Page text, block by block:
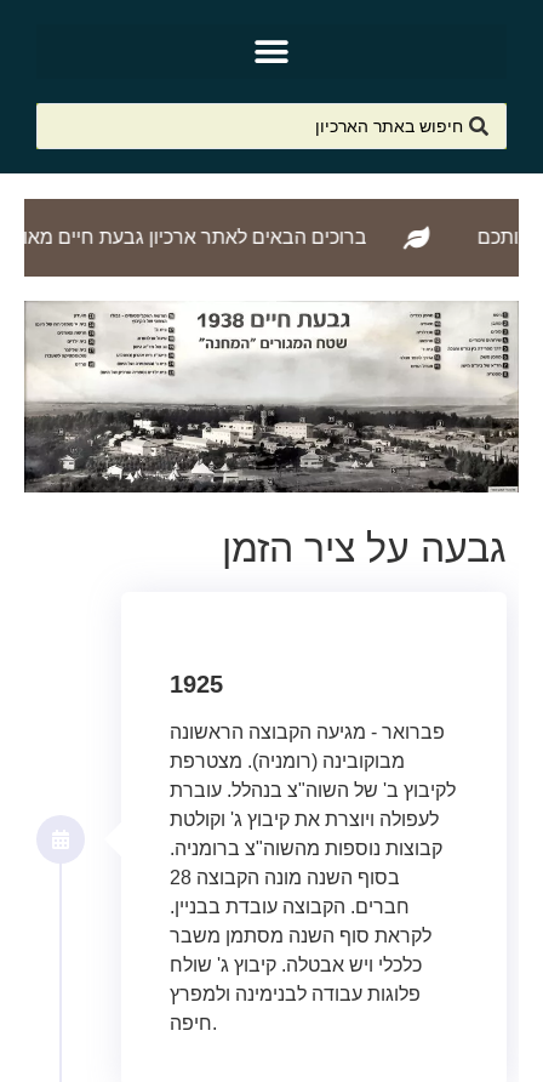
ברוכים הבאים לאתר ארכיון גבעת חיים מאוחד
גבעה על ציר הזמן
1925
פברואר - מגיעה הקבוצה הראשונה
מבוקובינה (רומניה). מצטרפת
לקיבוץ ב' של השוה"צ בנהלל. עוברת
לעפולה ויוצרת את קיבוץ ג' וקולטת
קבוצות נוספות מהשוה"צ ברומניה.
בסוף השנה מונה הקבוצה 28
חברים. הקבוצה עובדת בבניין.
לקראת סוף השנה מסתמן משבר
כלכלי ויש אבטלה. קיבוץ ג' שולח
פלוגות עבודה לבנימינה ולמפרץ
חיפה.